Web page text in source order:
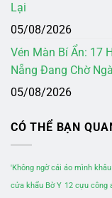
Lại
05/08/2026
Vén Màn Bí Ẩn: 17
Nẵng Đang Chờ
05/08/2026
CÓ THỂ BẠN
'Không ngờ cái áo mình
cửa khẩu Bờ Y 12 cựu công